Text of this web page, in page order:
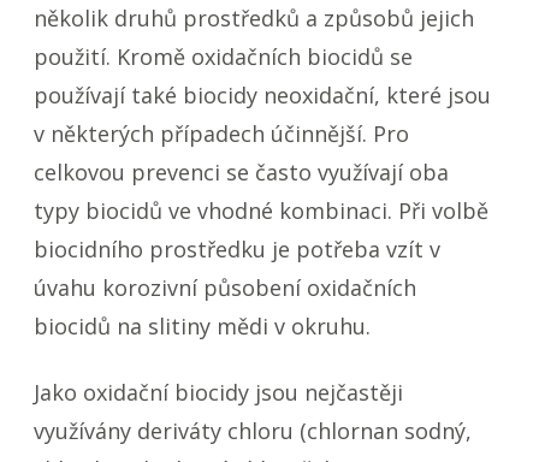
několik druhů prostředků a způsobů jejich
použití. Kromě oxidačních biocidů se
používají také biocidy neoxidační, které jsou
v některých případech účinnější. Pro
celkovou prevenci se často využívají oba
typy biocidů ve vhodné kombinaci. Při volbě
biocidního prostředku je potřeba vzít v
úvahu korozivní působení oxidačních
biocidů na slitiny mědi v okruhu.
Jako oxidační biocidy jsou nejčastěji
využívány deriváty chloru (chlornan sodný,